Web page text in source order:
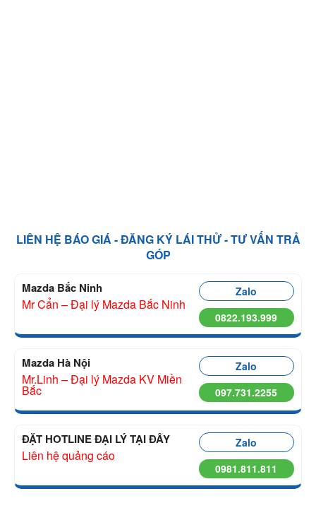
LIÊN HỆ BÁO GIÁ - ĐĂNG KÝ LÁI THỬ - TƯ VẤN TRẢ
GÓP
Mazda Bắc Ninh
Mr Cẩn – Đại lý Mazda Bắc Ninh
Zalo
0822.193.999
Mazda Hà Nội
Mr.Linh – Đại lý Mazda KV Miền
Bắc
Zalo
097.731.2255
ĐẶT HOTLINE ĐẠI LÝ TẠI ĐÂY
Liên hệ quảng cáo
Zalo
0981.811.811